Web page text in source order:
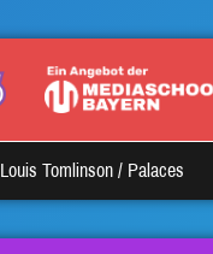
Louis Tomlinson / Palaces